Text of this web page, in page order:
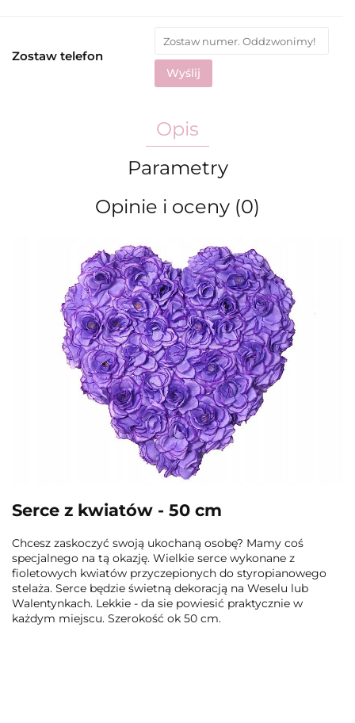
Zostaw telefon
Wyślij
Opis
Parametry
Opinie i oceny (0)
Serce z kwiatów - 50 cm
Chcesz zaskoczyć swoją ukochaną osobę? Mamy coś
specjalnego na tą okazję. Wielkie serce wykonane z
fioletowych kwiatów przyczepionych do styropianowego
stelaża. Serce będzie świetną dekoracją na Weselu lub
Walentynkach. Lekkie - da sie powiesić praktycznie w
każdym miejscu. Szerokość ok 50 cm.